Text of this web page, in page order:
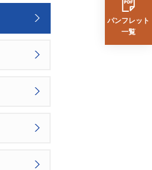
パンフレット
一覧